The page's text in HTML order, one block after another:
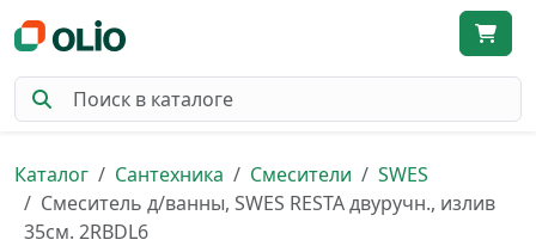
Каталог Сантехника Смесители
SWES
Смеситель д/ванны, SWES RESTA двуручн., излив
35см. 2RBDL6